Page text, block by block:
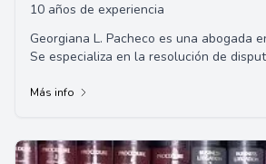
10 años de experiencia
Georgiana L. Pacheco es una abogada
Se especializa en la resolución de
Más info